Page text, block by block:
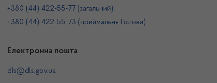
+380 (44) 422-55-77 (загальний)
+380 (44) 422-55-73 (приймальня Голови)
Електронна пошта
dls@dls.gov.ua